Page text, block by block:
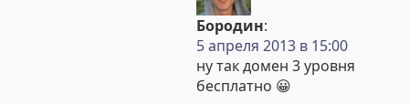
Бородин:
5 апреля 2013 в 15:00
ну так домен 3 уровня
бесплатно 😀